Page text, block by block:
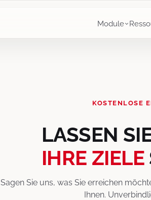
Module
KOSTENLOSE
LASSEN
IHRE ZIELE
Sagen Sie uns, was Sie erreichen
Ihnen.